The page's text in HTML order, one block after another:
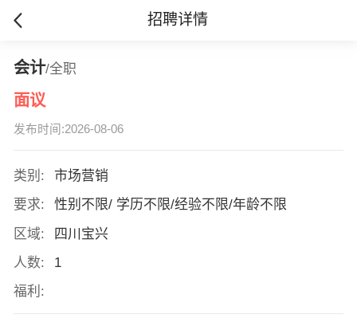
招聘详情
会计/全职
面议
发布时间:2026-08-06
类别:
市场营销
要求:
性别不限/ 学历不限/经验不限/年龄不限
区域:
四川宝兴
人数:
1
福利: